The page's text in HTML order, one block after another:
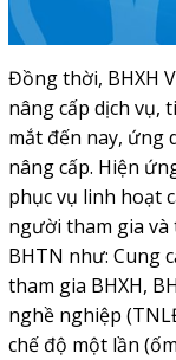
Đồng thời, BHXH
nâng cấp dịch vụ,
mắt đến nay, ứng
nâng cấp. Hiện
phục vụ linh hoạt
người tham gia và
BHTN như: Cung
tham gia BHXH,
nghề nghiệp
chế độ một lần